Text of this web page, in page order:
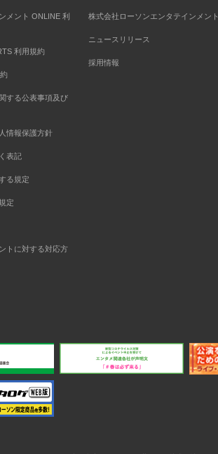
メント ONLINE 利
利用規約
する公表事項及び
情報保護方針
表記
る規定
定
トに対する対応方
株式会社ローソンエンタテインメント
ニュースリリース
採用情報